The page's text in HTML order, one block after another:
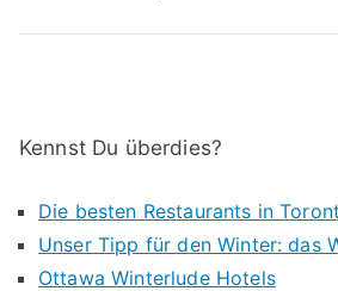
Kennst Du überdies?
Die besten Restaurants in
Unser Tipp für den Winter: das
Ottawa Winterlude Hotels